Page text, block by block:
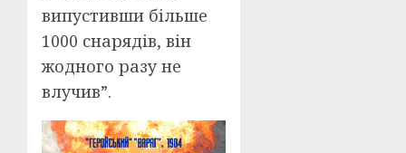
випустивши більше
1000 снарядів, він
жодного разу не
влучив”.